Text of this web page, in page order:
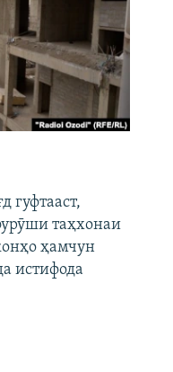
гуфтааст,
таҳхонаи
ҳамчун
истифода